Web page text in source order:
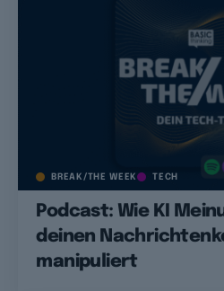
BREAK/THE WEEK TECH
Podcast: Wie KI
deinen
manipuliert